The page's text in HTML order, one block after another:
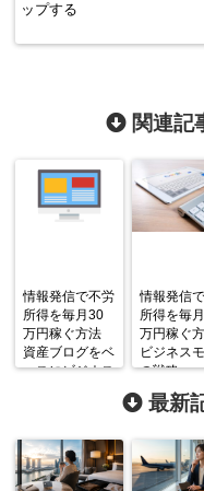
ップする
関連記
情報発信で不労
所得を毎月30
万円稼ぐ方法
資産ブログをベ
ースにビジネス
情報発信
所得を毎
万円稼ぐ
ビジネス
の戦略
最新